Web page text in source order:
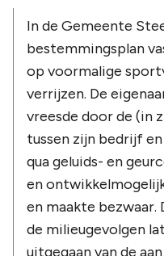
In de Gemeente
bestemmingsplan
op voormalige
verrijzen. De
vreesde door de (in
tussen zijn bedrijf
qua geluids- en
en
en maakte
de milieugevolgen
uitgegaan van de